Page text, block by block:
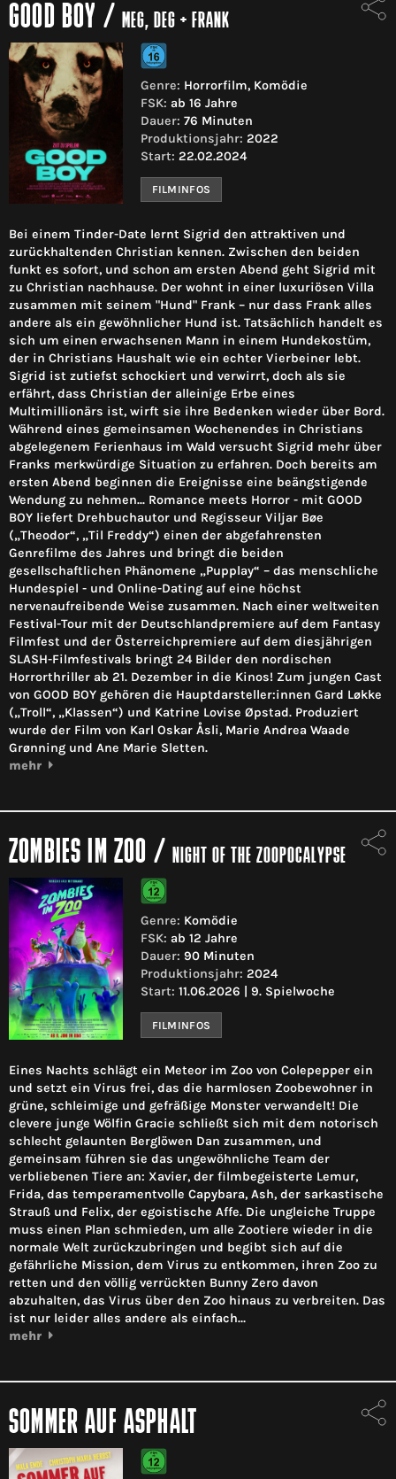
GOOD BOY / MEG, DEG + FRANK
Genre: Horrorfilm, Komödie
FSK: ab 16 Jahre
Dauer: 76 Minuten
Produktionsjahr: 2022
Start: 22.02.2024
FILMINFOS
Bei einem Tinder-Date lernt Sigrid den attraktiven und
zurückhaltenden Christian kennen. Zwischen den beiden
funkt es sofort, und schon am ersten Abend geht Sigrid mit
zu Christian nachhause. Der wohnt in einer luxuriösen Villa
zusammen mit seinem "Hund" Frank – nur dass Frank alles
andere als ein gewöhnlicher Hund ist. Tatsächlich handelt es
sich um einen erwachsenen Mann in einem Hundekostüm,
der in Christians Haushalt wie ein echter Vierbeiner lebt.
Sigrid ist zutiefst schockiert und verwirrt, doch als sie
erfährt, dass Christian der alleinige Erbe eines
Multimillionärs ist, wirft sie ihre Bedenken wieder über Bord.
Während eines gemeinsamen Wochenendes in Christians
abgelegenem Ferienhaus im Wald versucht Sigrid mehr über
Franks merkwürdige Situation zu erfahren. Doch bereits am
ersten Abend beginnen die Ereignisse eine beängstigende
Wendung zu nehmen... Romance meets Horror - mit GOOD
BOY liefert Drehbuchautor und Regisseur Viljar Bøe
(„Theodor“, „Til Freddy“) einen der abgefahrensten
Genrefilme des Jahres und bringt die beiden
gesellschaftlichen Phänomene „Pupplay“ – das menschliche
Hundespiel - und Online-Dating auf eine höchst
nervenaufreibende Weise zusammen. Nach einer weltweiten
Festival-Tour mit der Deutschlandpremiere auf dem Fantasy
Filmfest und der Österreichpremiere auf dem diesjährigen
SLASH-Filmfestivals bringt 24 Bilder den nordischen
Horrorthriller ab 21. Dezember in die Kinos! Zum jungen Cast
von GOOD BOY gehören die Hauptdarsteller:innen Gard Løkke
(„Troll“, „Klassen“) und Katrine Lovise Øpstad. Produziert
wurde der Film von Karl Oskar Åsli, Marie Andrea Waade
Grønning und Ane Marie Sletten.
mehr
ZOMBIES IM ZOO / NIGHT OF THE ZOOPOCALYPSE
Genre: Komödie
FSK: ab 12 Jahre
Dauer: 90 Minuten
Produktionsjahr: 2024
Start: 11.06.2026 | 9. Spielwoche
FILMINFOS
Eines Nachts schlägt ein Meteor im Zoo von Colepepper ein
und setzt ein Virus frei, das die harmlosen Zoobewohner in
grüne, schleimige und gefräßige Monster verwandelt! Die
clevere junge Wölfin Gracie schließt sich mit dem notorisch
schlecht gelaunten Berglöwen Dan zusammen, und
gemeinsam führen sie das ungewöhnliche Team der
verbliebenen Tiere an: Xavier, der filmbegeisterte Lemur,
Frida, das temperamentvolle Capybara, Ash, der sarkastische
Strauß und Felix, der egoistische Affe. Die ungleiche Truppe
muss einen Plan schmieden, um alle Zootiere wieder in die
normale Welt zurückzubringen und begibt sich auf die
gefährliche Mission, dem Virus zu entkommen, ihren Zoo zu
retten und den völlig verrückten Bunny Zero davon
abzuhalten, das Virus über den Zoo hinaus zu verbreiten. Das
ist nur leider alles andere als einfach…
mehr
SOMMER AUF ASPHALT